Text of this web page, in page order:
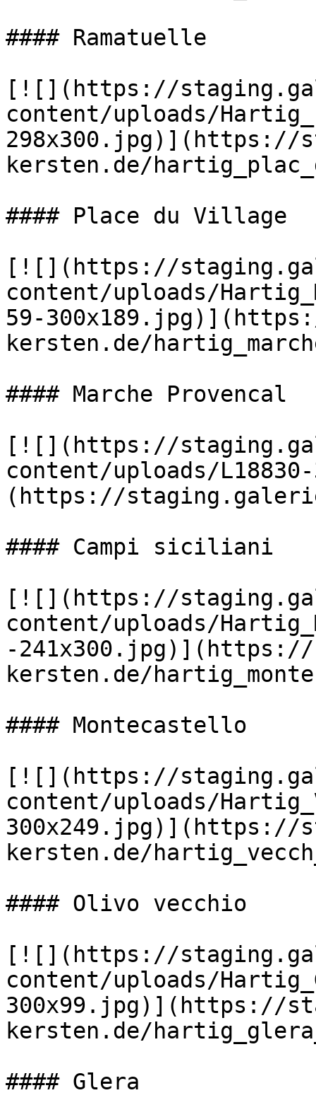
#### Ramatuelle
[![](https://
content/uploads/
298x300.jpg)](https://
kersten.de/
#### Place du Village
[![](https://
content/uploads/
59-
kersten.de/
#### Marche Provencal
[![](https://
content/uploads/
(https://
#### Campi siciliani
[![](https://
content/uploads/
-
kersten.de/
#### Montecastello
[![](https://
content/uploads/
300x249.jpg)](https://
kersten.de/
#### Olivo vecchio
[![](https://
content/uploads/
300x99.jpg)](https://
kersten.de/
#### Glera